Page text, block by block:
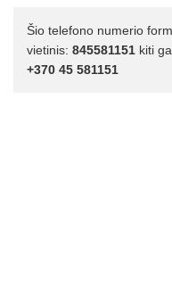
Šio telefono numerio
vietinis: 845581151 kiti
+370 45 581151